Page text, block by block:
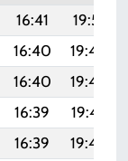
16:41 19:51
16:40 19:49
16:40 19:48
16:39 19:47
16:39
19:46